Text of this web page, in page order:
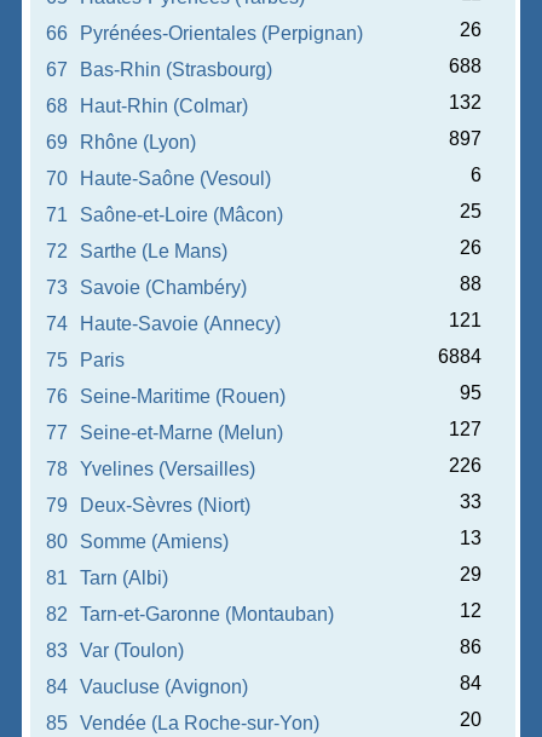
66
Pyrénées-Orientales (Perpignan)
26
67
Bas-Rhin (Strasbourg)
688
68
Haut-Rhin (Colmar)
132
69
Rhône (Lyon)
897
70
Haute-Saône (Vesoul)
6
71
Saône-et-Loire (Mâcon)
25
72
Sarthe (Le Mans)
26
73
Savoie (Chambéry)
88
74
Haute-Savoie (Annecy)
121
75
Paris
6884
76
Seine-Maritime (Rouen)
95
77
Seine-et-Marne (Melun)
127
78
Yvelines (Versailles)
226
79
Deux-Sèvres (Niort)
33
80
Somme (Amiens)
13
81
Tarn (Albi)
29
82
Tarn-et-Garonne (Montauban)
12
83
Var (Toulon)
86
84
Vaucluse (Avignon)
84
85
Vendée (La Roche-sur-Yon)
20